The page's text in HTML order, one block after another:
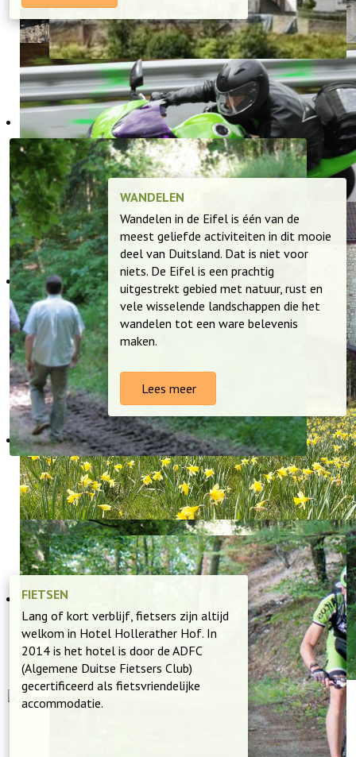
WANDELEN
Wandelen in de Eifel is één van de
meest geliefde activiteiten in dit mooie
deel van Duitsland. Dat is niet voor
niets. De Eifel is een prachtig
uitgestrekt gebied met natuur, rust en
vele wisselende landschappen die het
wandelen tot een ware belevenis
maken.
Lees meer
FIETSEN
Lang of kort verblijf, fietsers zijn altijd
welkom in Hotel Hollerather Hof. In
2014 is het hotel is door de ADFC
(Algemene Duitse Fietsers Club)
gecertificeerd als fietsvriendelijke
accommodatie.